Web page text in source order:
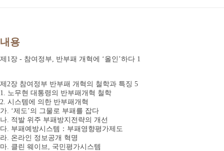
내용
제1장 - 참여정부, 반부패 개혁에 ‘올인’하다 1
제2장 참여정부 반부패 개혁의 철학과 특징 5
1. 노무현 대통령의 반부패개혁 철학
2. 시스템에 의한 반부패개혁
가. ‘제도’의 그물로 부패를 잡다
나. 적발 위주 부패방지전략의 개선
다. 부패예방시스템：부패영향평가제도
라. 온라인 정보공개 혁명
마. 클린 웨이브, 국민평가시스템